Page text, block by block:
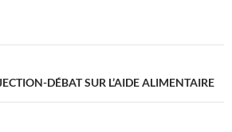
DÉBAT SUR L’AIDE ALIMENTAIRE